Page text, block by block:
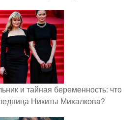
и тайная беременность: что
Никиты Михалкова?